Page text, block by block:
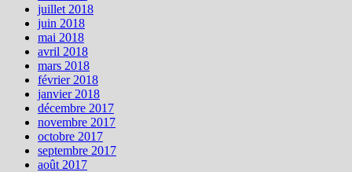
juillet 2018
juin 2018
mai 2018
avril 2018
mars 2018
février 2018
janvier 2018
décembre 2017
novembre 2017
octobre 2017
septembre 2017
août 2017